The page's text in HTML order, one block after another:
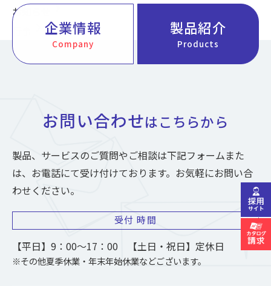
お知らせ chevron_right
chevron_right企業情報
Company
製品紹介
Products
お問い合わせはこちらから
製品、サービスのご質問やご相談は下記フォームまた
は、お電話にて受け付けております。お気軽にお問い合
わせください。
受付 時間
【平日】9：00～17：00 【土日・祝日】定休日
※その他夏季休業・年末年始休業などございます。